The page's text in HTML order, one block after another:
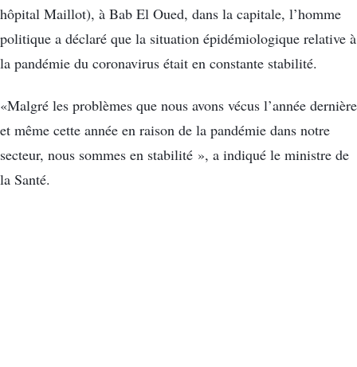
hôpital Maillot), à Bab El Oued, dans la capitale, l’homme
politique a déclaré que la situation épidémiologique relative à
la pandémie du coronavirus était en constante stabilité.
«Malgré les problèmes que nous avons vécus l’année dernière
et même cette année en raison de la pandémie dans notre
secteur, nous sommes en stabilité », a indiqué le ministre de
la Santé.